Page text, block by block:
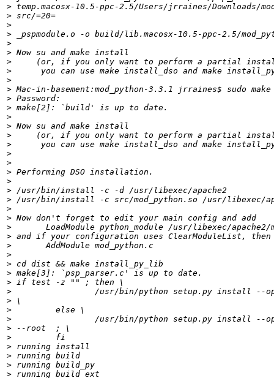
>
>
>
>
>
>
>
>
>
>
>
>
>
>
>
>
>
>
>
>
>
>
>
>
>
>
>
>
>
>
>
>
>
>
>
>
>
>
>
>
>